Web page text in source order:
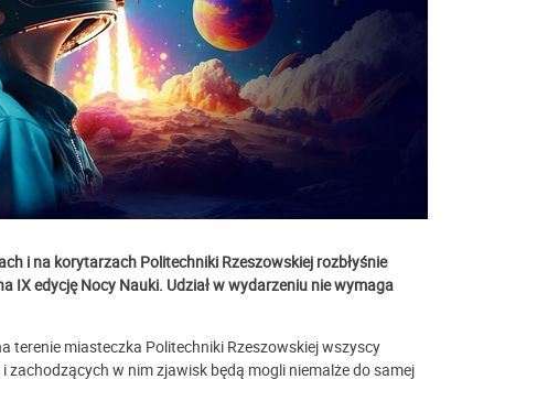
i na korytarzach Politechniki Rzeszowskiej rozbłyśnie
IX edycję Nocy Nauki. Udział w wydarzeniu nie wymaga
terenie miasteczka Politechniki Rzeszowskiej wszyscy
w nim zjawisk będą mogli niemalże do samej